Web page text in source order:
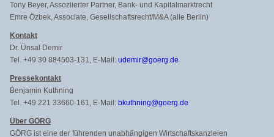
Tony Beyer, Assoziierter Partner, Bank- und Kapitalmarktrecht
Emre Özbek, Associate, Gesellschaftsrecht/M&A (alle Berlin)
Kontakt
Dr. Ünsal Demir
Tel. +49 30 884503-131, E-Mail: udemir@goerg.de
Pressekontakt
Benjamin Kuthning
Tel. +49 221 33660-161, E-Mail: bkuthning@goerg.de
Über GÖRG
GÖRG ist eine der führenden unabhängigen Wirtschaftskanzleien